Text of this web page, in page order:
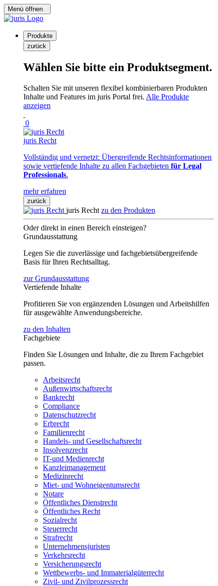
Menü öffnen
Produkte
zurück
Wählen Sie bitte ein Produktsegment.
Schalten Sie mit unseren flexibel kombinierbaren Produkten
Inhalte und Features im juris Portal frei. Alle Produkte
anzeigen
0
juris Recht
Vollständig und vernetzt: Übergreifende Rechtsinformationen
sowie vertiefende Inhalte zu allen Fachgebieten für Legal
Professionals.
mehr erfahren
zurück
juris Recht zu den Produkten
Oder direkt in einen Bereich einsteigen?
Grundausstattung
Legen Sie die zuverlässige und fachgebietsübergreifende
Basis für Ihren Rechtsalltag.
zur Grundausstattung
Vertiefende Inhalte
Profitieren Sie von ergänzenden Lösungen und Arbeitshilfen
für ausgewählte Anwendungsbereiche.
zu den Inhalten
Fachgebiete
Finden Sie Lösungen und Inhalte, die zu Ihrem Fachgebiet
passen.
Arbeitsrecht
Außenwirtschaftsrecht
Bankrecht
Compliance
Datenschutzrecht
Erbrecht
Familienrecht
Handels- und Gesellschaftsrecht
Insolvenzrecht
IT-und Medienrecht
Kanzleimanagement
Medizinrecht
Miet- und Wohneigentumsrecht
Notare
Öffentliches Dienstrecht
Öffentliches Recht
Sozialrecht
Steuerrecht
Strafrecht
Unternehmensjuristen
Verkehrsrecht
Versicherungsrecht
Wettbewerbs- und Immaterialgüterrecht
Zivil- und Zivilprozessrecht